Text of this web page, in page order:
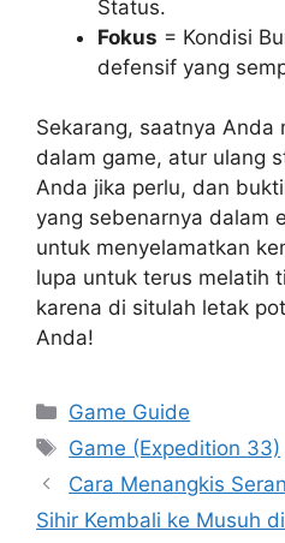
Status.
Fokus = Kondisi
defensif yang
Sekarang, saatnya Anda
dalam game, atur ulang
Anda jika perlu, dan
yang sebenarnya dalam
untuk menyelamatkan
lupa untuk terus melatih
karena di situlah letak
Anda!
Categories
Game Guide
Tags
Game (Expedition 33)
Cara Menangkis
Sihir Kembali ke Musuh